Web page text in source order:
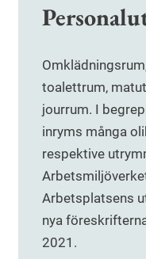
toalettrum,
jourrum. I
inryms många
respektive
Arbetsplatsens
nya
2021.